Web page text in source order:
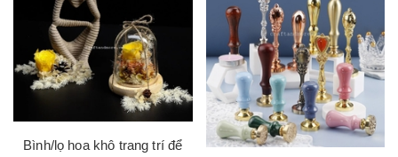
Bình/lọ hoa khô trang trí để